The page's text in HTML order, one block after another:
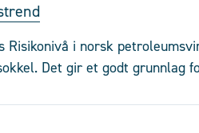
Risikonivå i norsk
Det gir et godt grunnlag